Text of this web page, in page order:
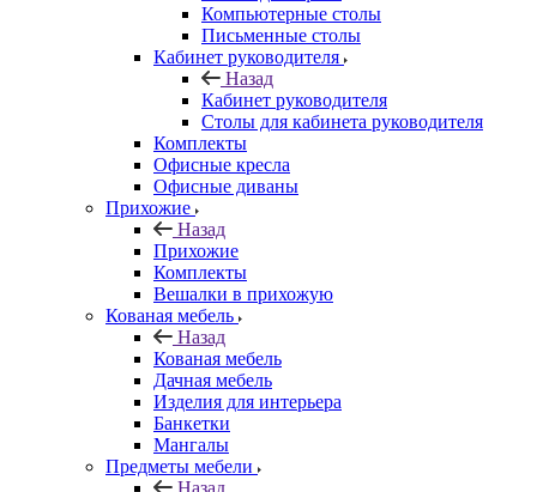
Компьютерные столы
Письменные столы
Кабинет руководителя
Назад
Кабинет руководителя
Столы для кабинета руководителя
Комплекты
Офисные кресла
Офисные диваны
Прихожие
Назад
Прихожие
Комплекты
Вешалки в прихожую
Кованая мебель
Назад
Кованая мебель
Дачная мебель
Изделия для интерьера
Банкетки
Мангалы
Предметы мебели
Назад